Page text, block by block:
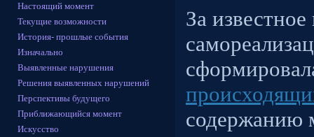
Настоящий момент
Текущие возможности
История- прошлые события
Изначально
Выявленные нарушения
Решения выявленных нарушений
Перспективы будущего
Приближающийся момент
Искусство
За
содержанию